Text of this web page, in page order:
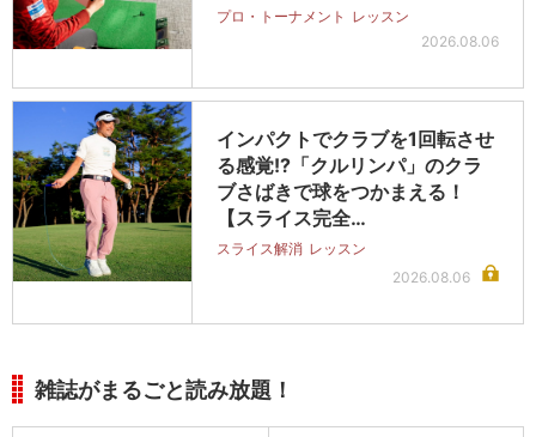
プロ・トーナメント レッスン
2026.08.06
インパクトでクラブを1回転させ
る感覚!?「クルリンパ」のクラ
ブさばきで球をつかまえる！
【スライス完全…
スライス解消 レッスン
2026.08.06
雑誌がまるごと読み放題！